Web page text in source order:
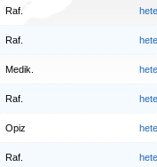
Raf.
Raf.
Medik.
Raf.
Opiz
Raf.